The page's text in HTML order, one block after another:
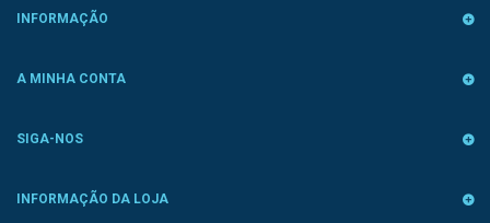
INFORMAÇÃO
A MINHA CONTA
SIGA-NOS
INFORMAÇÃO DA LOJA